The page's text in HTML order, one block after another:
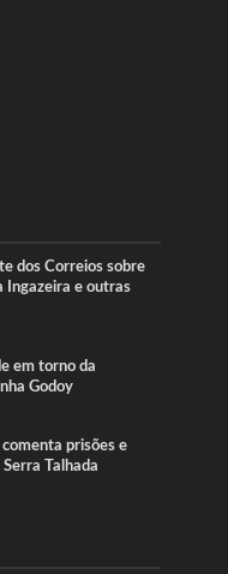
dos Correios sobre
Ingazeira e outras
em torno da
Godoy
prisões e
Talhada